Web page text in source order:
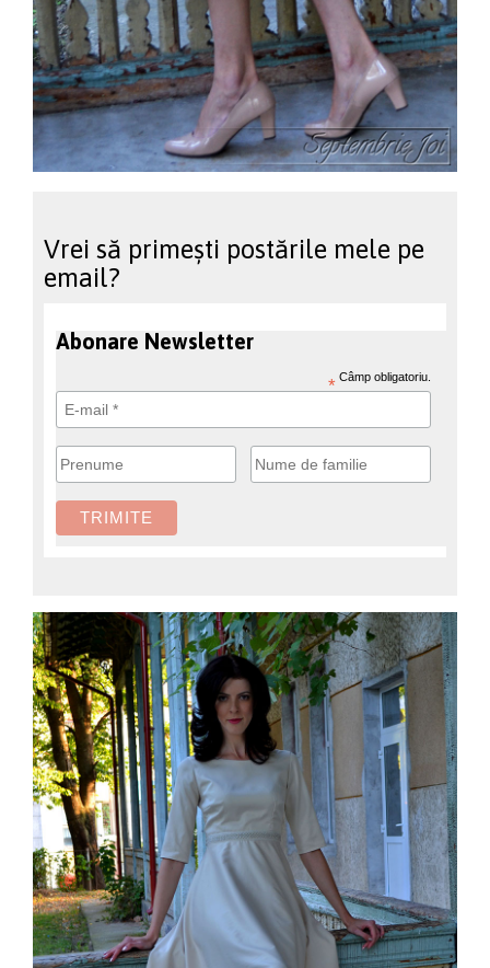
Vrei să primești postările mele pe
email?
Abonare Newsletter
* Câmp obligatoriu.